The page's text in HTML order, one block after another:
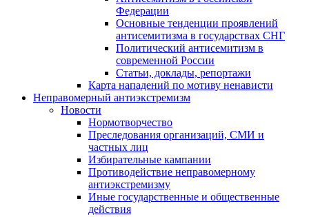
Федерации
Основные тенденции проявлений
антисемитизма в государствах СНГ
Политический антисемитизм в
современной России
Статьи, доклады, репортажи
Карта нападений по мотиву ненависти
Неправомерный антиэкстремизм
Новости
Нормотворчество
Преследования организаций, СМИ и
частных лиц
Избирательные кампании
Противодействие неправомерному
антиэкстремизму
Иные государственные и общественные
действия